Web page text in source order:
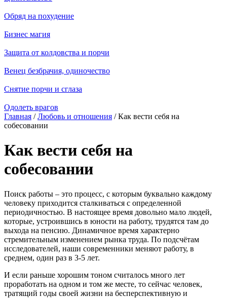
Обряд на похудение
Бизнес магия
Защита от колдовства и порчи
Венец безбрачия, одиночество
Снятие порчи и сглаза
Одолеть врагов
Главная /Любовь и отношения / Как вести себя на
собесовании
Как вести себя на
собесовании
Поиск работы – это процесс, с которым буквально каждому
человеку приходится сталкиваться с определенной
периодичностью. В настоящее время довольно мало людей,
которые, устроившись в юности на работу, трудятся там до
выхода на пенсию. Динамичное время характерно
стремительным изменением рынка труда. По подсчётам
исследователей, наши современники меняют работу, в
среднем, один раз в 3-5 лет.
И если раньше хорошим тоном считалось много лет
проработать на одном и том же месте, то сейчас человек,
тратящий годы своей жизни на бесперспективную и